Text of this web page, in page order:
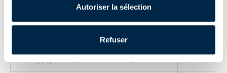
Autoriser la sélection
Refuser135
Stand-by (W) 0,49 0,49 0,49